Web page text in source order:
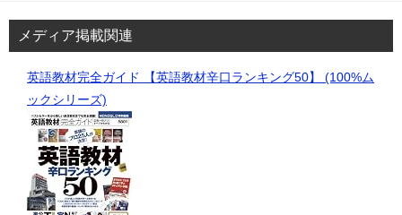
メディア掲載関連
英語教材完全ガイド 【英語教材辛口ランキング50】 (100%ム
ックシリーズ)